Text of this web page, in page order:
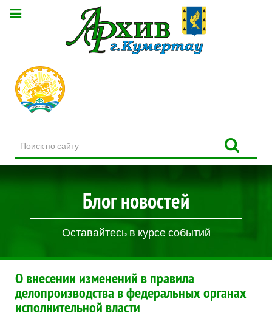
по
сайту
Блог новостей
Оставайтесь в курсе событий
О внесении изменений в правила
делопроизводства в федеральных органах
исполнительной власти